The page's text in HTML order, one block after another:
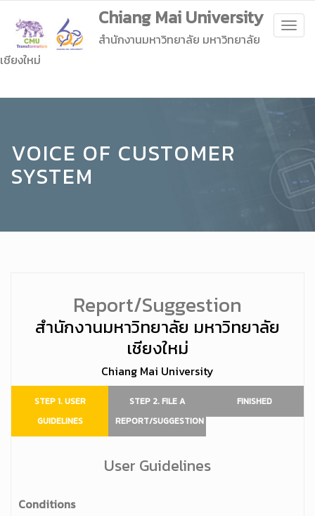
Chiang Mai University
สำนักงานมหาวิทยาลัย มหาวิทยาลัย
เชียงใหม่
VOICE OF CUSTOMER
SYSTEM
Report/Suggestion
สำนักงานมหาวิทยาลัย มหาวิทยาลัย
เชียงใหม่
Chiang Mai University
STEP 1. USER
GUIDELINES
STEP 2. FILE A
REPORT/SUGGESTION
FINISHED
User Guidelines
Conditions